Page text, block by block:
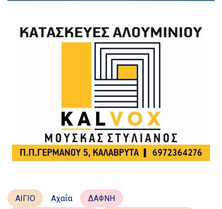
ΑΙΓΙΟ Αχαΐα
ΔΑΦΝΗ